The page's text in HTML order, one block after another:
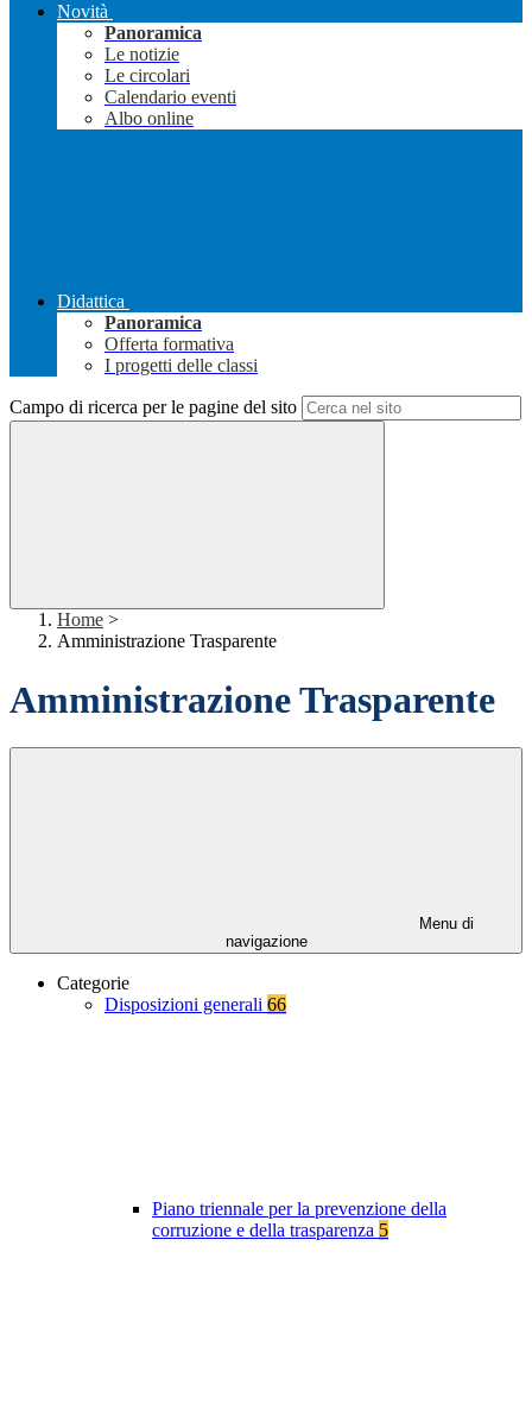
Novità
Panoramica
Le notizie
Le circolari
Calendario eventi
Albo online
Didattica
Panoramica
Offerta formativa
I progetti delle classi
Campo di ricerca per le pagine del sito
Home >
Amministrazione Trasparente
Amministrazione Trasparente
Menu di
navigazione
Categorie
Disposizioni generali 66
Piano triennale per la prevenzione della
corruzione e della trasparenza 5